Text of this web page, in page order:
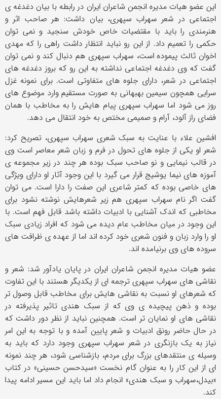
این عضو هیات مدیره انجمن شاعران ایران در رابطه با بیان دغدغه ی
اجتماعی در شعر سهراب سپهری، بیان داشت: هر صاحب اثر و
هنرمندی را باید با مقتضیات خاص خودش سنجید و نمی توان
حکمی را تعمیم داد. از این رو نباید انتظار داشت راهی را که مهدی
اخوان ثالث پیموده است، سهراب سپهری هم دنبال کند و نمی توان
گفت که وی دغدغه اجتماعی نداشته به این رو که بروز دغدغه های
اجتماعی در شعر، دارای جلوه های متفاوتی است. برای نمونه غزل
سرایی همچون سیمین بهبهانی به صورت مستقیم وارد موضوع های
روز می شود اما سهراب سپهری پیام هایش را به مخاطب با همان
فضای راز آلود، آرام و صمیمی مختص به خود انتقال می دهد.
افشین علاء با عنایت به سبک شعری سهراب سپهری، تصریح کرد:
شعر او یکی از جلوه های تحول در فرم و زبان شعر معاصر است وی
در قالب نیمایی و نو صاحب سبک بوده هر چند در زیر مجموعه ی
آموزه های نیما یوشیج قرار می گیرد با این وجود آثار او دارای ویژگی
های خاصی بوده که کمتر شاعری این صفت را دارا است. می توان
گفت اگر نام سهراب سپهری هم زیر شعرهایش نوشته نشود برای
مخاطبی که اندک آشنایی با ادبیات داشته باشد قابل فهم است. با
این وجود در میان مخاطب عام دیده می شود که افراد زیادی سبک
او را وارد زبان و فنون شعری خود کرده اند اما از عهده ی ظرافت های
سروده های وی برنیامده اند.
عضو هیات مدیره انجمن شاعران ایران در پایان یادآور شد: شعر و
نقاشی های سهراب سپهری ترجمه ای از یکدیگر هستند با این تفاوت
که شعرهای او نسبت به نقاشی هایش برای مخاطب قابل وصول تر
بوده و ذهن پیچیده ی وی که از سبک هندی تاثیر پذیرفته در
نقاشی های او نمایان تر است. همچنین نباید از نظر دور داشت که
در حال حاضر رونق ادبیات و شعر پایین آمده و با توجه به این امر
نیاز به یک بازنگری در شعر سهراب سپهری وجود دارد که باید به
وسیله ی منتقدهای بزرگ برای مردم، بازشناسی شود، هر چند نمونه
ای از این کار را به عنوان گام نخست «سیدحسن حسینی» در کتاب
«بیدل،سهراب و سبک هندی» انجام داد اما باید این مسیر ادامه پیدا
کند.